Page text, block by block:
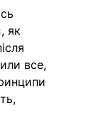
як
все,